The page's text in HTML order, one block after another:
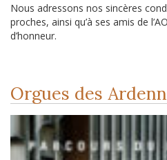
Nous adressons nos sincères
proches, ainsi qu’à ses amis de
d’honneur.
Orgues des